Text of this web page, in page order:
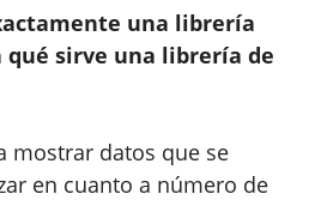
una librería
qué sirve una librería de
mostrar datos que se
en cuanto a número de